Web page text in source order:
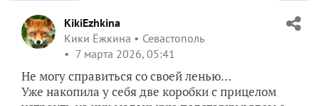
KikiEzhkina
Кики Ёжкина
Севастополь
7 марта 2026, 05:41
Не могу справиться со своей ленью…
Уже накопила у себя две коробки с прицелом